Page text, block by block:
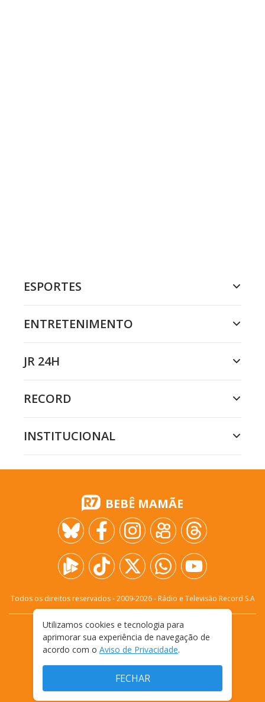
ESPORTES
ENTRETENIMENTO
JR 24H
RECORD
INSTITUCIONAL
BEBÊ MAMÃE
Todos os direitos reservados - 2009-2026- Rádio e Televisão Record S.A
FALE CONOSCO
PRIVACIDADE
TERMOS E CONDIÇÕES DE USO
Utilizamos cookies e tecnologia para
aprimorar sua experiência de navegação de
acordo com o Aviso de Privacidade.
FECHAR